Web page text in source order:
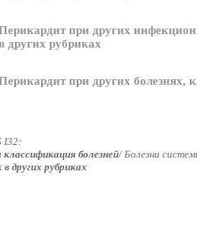
при других
других рубриках
при других болезнях,
I32:
болезней/ Болезни
других рубриках